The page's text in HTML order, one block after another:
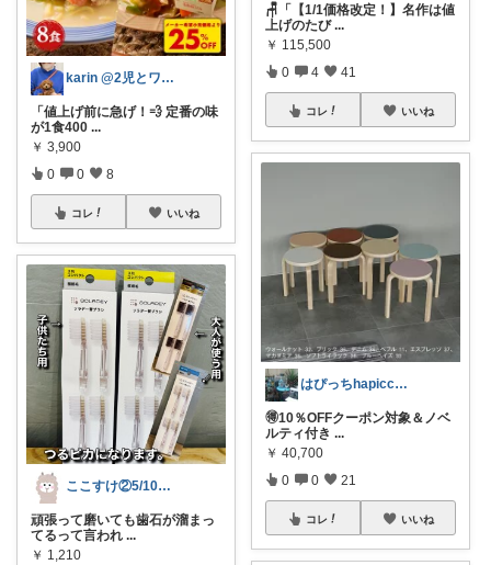
karin @2児とワンコのママ🍎
「値上げ前に急げ！💨 定番の味
が1食400 ...
￥ 3,900
0 0 8
コレ いいね
ここすけ②5/10、20🙏✨✨
頑張って磨いても歯石が溜まっ
てるって言われ ...
￥ 1,210
🪑「【1/1価格改定！】名作は値
上げのたび ...
￥ 115,500
0 4 41
コレ いいね
はぴっちhapicchi💎🏃‍♀️
🉐10％OFFクーポン対象＆ノベ
ルティ付き ...
￥ 40,700
0 0 21
コレ いいね